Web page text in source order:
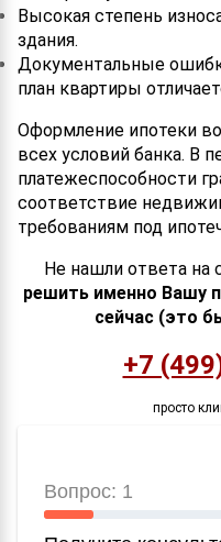
Высокая степень
здания.
Документальные
план квартиры
Оформление ипотеки
всех условий банка. В
платежеспособности
соответствие
требованиям под
Не нашли ответа на
решить именно Вашу
сейчас (это
+7
просто